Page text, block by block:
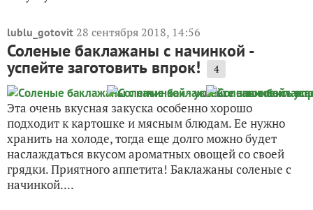
lublu_gotovit 28 сентября 2018, 14:56
Соленые баклажаны с начинкой -
успейте заготовить впрок! 4
Эта очень вкусная закуска особенно хорошо
подходит к картошке и мясным блюдам. Ее нужно
хранить на холоде, тогда еще долго можно будет
наслаждаться вкусом ароматных овощей со своей
грядки. Приятного аппетита! Баклажаны соленые с
начинкой....